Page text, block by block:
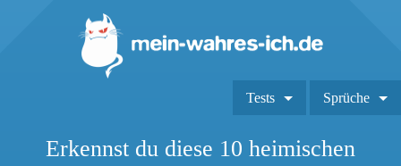
Tests Sprüche
Erkennst du diese 10 heimischen